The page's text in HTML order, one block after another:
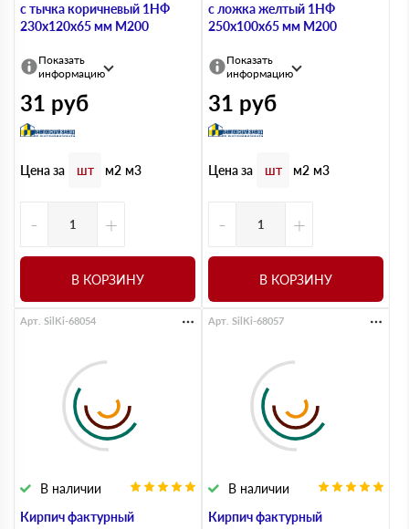
с тычка коричневый 1НФ
230х120х65 мм М200
Показать
информацию
31 руб
Цена за шт м2 м3
- +
В КОРЗИНУ
с ложка желтый 1НФ
250х100х65 мм М200
Показать
информацию
31 руб
Цена за шт м2 м3
- +
В КОРЗИНУ
Кирпич фактурный
В наличии
Арт. SilKi-68054
Кирпич фактурный
В наличии
Арт. SilKi-68057